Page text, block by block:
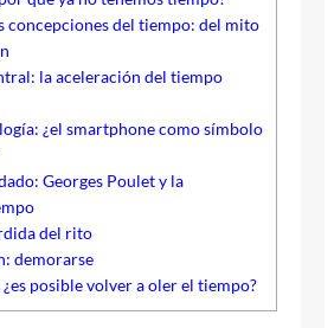
concepciones del tiempo: del mito
la aceleración del tiempo
¿el smartphone como símbolo
Georges Poulet y la
del rito
demorarse
posible volver a oler el tiempo?